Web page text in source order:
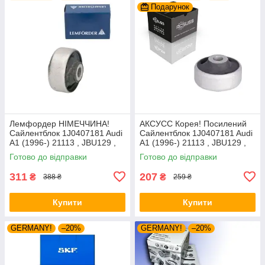
Лемфордер НІМЕЧЧИНА!
Сайлентблок 1J0407181 Audi
A1 (1996-) 21113 , JBU129 ,
VKDS331001
Готово до відправки
311 ₴ 388 ₴
Купити
Подарунок
АКСУСС Корея! Посилений
Сайлентблок 1J0407181 Audi
A1 (1996-) 21113 , JBU129 ,
VKDS331001
Готово до відправки
207 ₴ 259 ₴
Купити
GERMANY! –20% GERMANY! –20%